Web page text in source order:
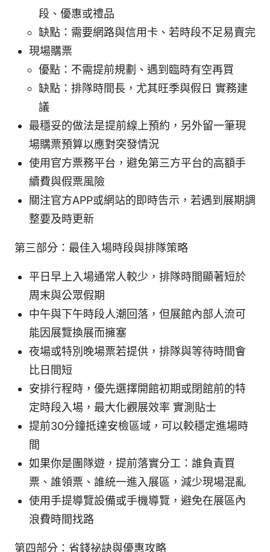
段、優惠或禮品
缺點：需要網路與信用卡、若時段不足易賣完
現場購票
優點：不需提前規劃、遇到臨時有空再買
缺點：排隊時間長，尤其旺季與假日 實務建
議
最穩妥的做法是提前線上預約，另外留一筆現
場購票預算以應對突發情況
使用官方票務平台，避免第三方平台的高額手
續費與假票風險
關注官方APP或網站的即時告示，若遇到展期調
整要及時更新
第三部分：最佳入場時段與排隊策略
平日早上入場通常人較少，排隊時間顯著短於
周末與公眾假期
中午與下午時段人潮回落，但展館內部人流可
能因展覽換展而擁塞
夜場或特別晚場票若提供，排隊與等待時間會
比日間短
安排行程時，優先選擇開館初期或閉館前的特
定時段入場，最大化觀展效率 實測貼士
提前30分鐘抵達安檢區域，可以較穩定進場時
間
如果你是團隊遊，提前落實分工：誰負責買
票、誰領票、誰統一進入展區，減少現場混亂
使用手提導覽設備或手機導覽，避免在展區內
浪費時間找路
第四部分：省錢祕訣與優惠攻略